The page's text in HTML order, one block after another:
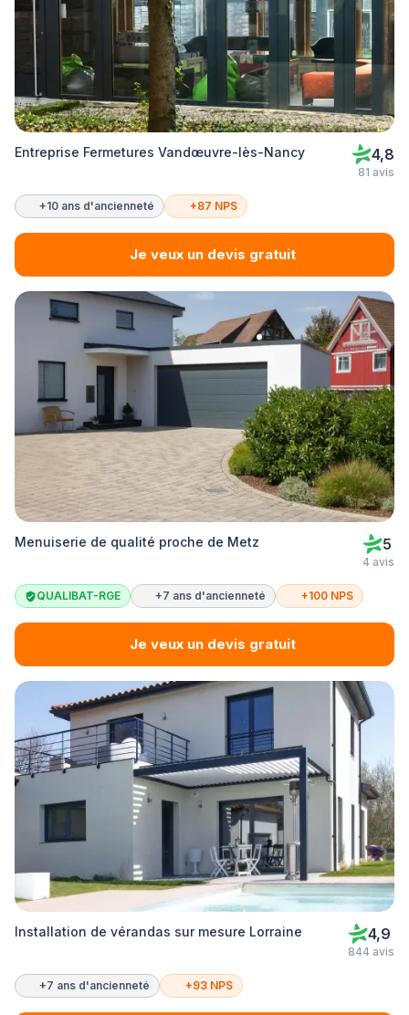
Entreprise Fermetures Vandœuvre-lès-Nancy 4,8
81 avis
+10 ans d'ancienneté +87 NPS
Je veux un devis gratuit
Menuiserie de qualité proche de Metz 5
4 avis
QUALIBAT-RGE +7 ans d'ancienneté +100 NPS
Je veux un devis gratuit
Installation de vérandas sur mesure Lorraine 4,9
844 avis
+7 ans d'ancienneté +93 NPS